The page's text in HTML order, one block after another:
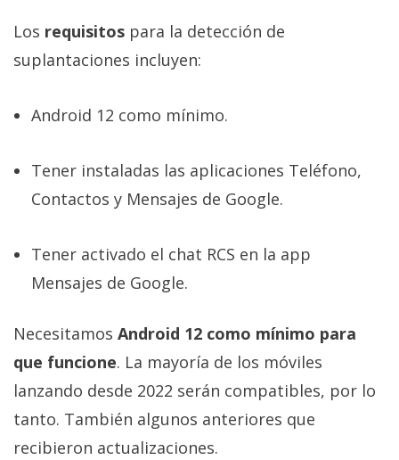
Los requisitos para la detección de
suplantaciones incluyen:
Android 12 como mínimo.
Tener instaladas las aplicaciones Teléfono,
Contactos y Mensajes de Google.
Tener activado el chat RCS en la app
Mensajes de Google.
Necesitamos Android 12 como mínimo para
que funcione. La mayoría de los móviles
lanzando desde 2022 serán compatibles, por lo
tanto. También algunos anteriores que
recibieron actualizaciones.